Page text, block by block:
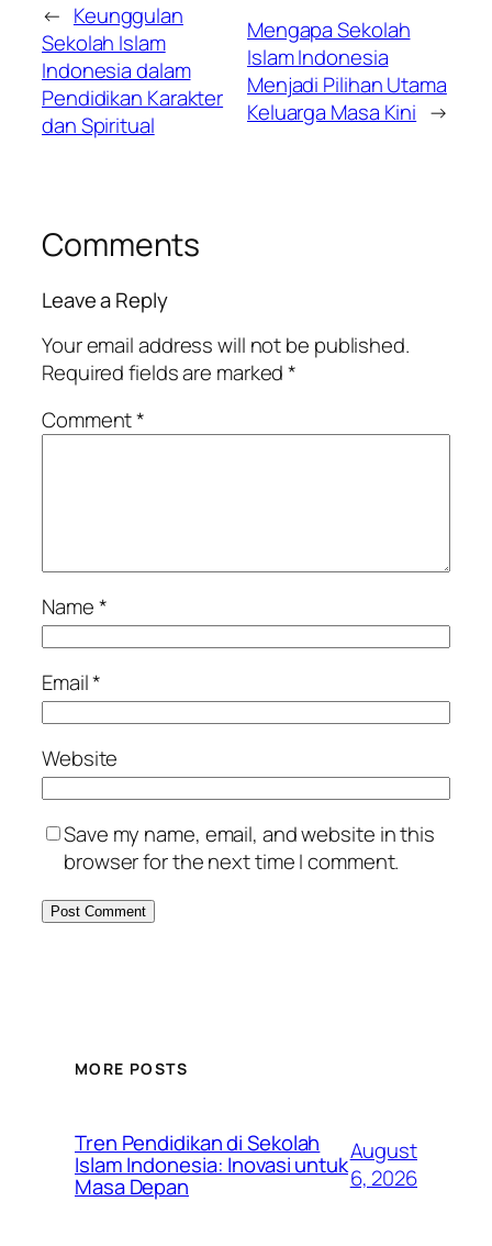
← Keunggulan
Sekolah Islam
Indonesia dalam
Pendidikan Karakter
dan Spiritual
Mengapa Sekolah
Islam Indonesia
Menjadi Pilihan Utama
Keluarga Masa Kini →
Comments
Leave a Reply
Your email address will not be published.
Required fields are marked*
Comment*
Name*
Email*
Website
Save my name, email, and website in this
browser for the next time I comment.
MORE POSTS
Tren Pendidikan di Sekolah
Islam Indonesia: Inovasi untuk
Masa Depan
August
6, 2026